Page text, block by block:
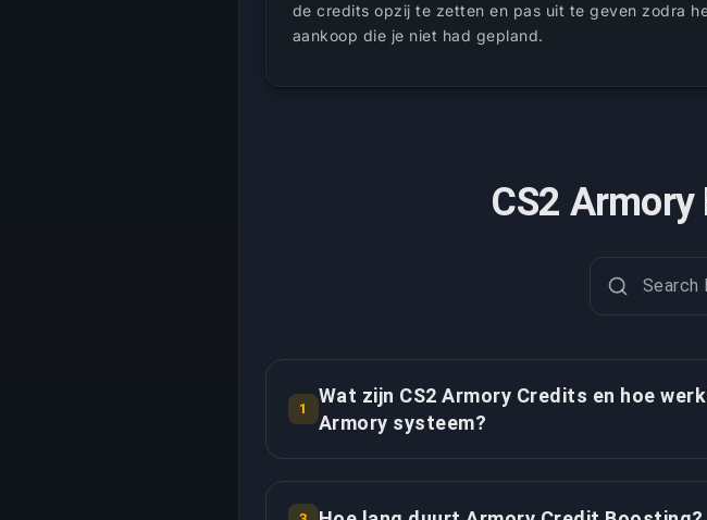
de credits opzij te zetten en pas uit te geven zodra
aankoop die je niet had gepland.
CS2
1
Wat zijn CS2 Armory Credits en hoe
Armory systeem?
waarmee spelers exclusieve cosmetische items